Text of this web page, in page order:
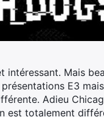
Mais
E3
Adieu
totalement